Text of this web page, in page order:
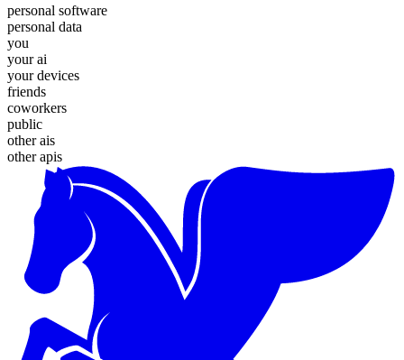
personal software
personal data
you
your ai
your devices
friends
coworkers
public
other ais
other apis